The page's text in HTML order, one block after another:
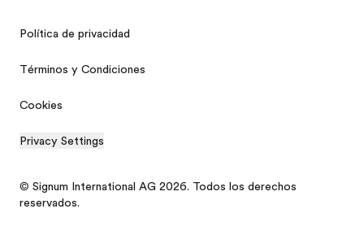
Política de privacidad
Términos y Condiciones
Cookies
Privacy Settings
© Signum International AG 2026. Todos los derechos
reservados.